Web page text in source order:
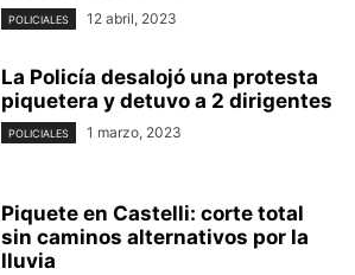
POLICIALES 12 abril, 2023
La Policía desalojó una protesta
piquetera y detuvo a 2 dirigentes
POLICIALES 1 marzo, 2023
Piquete en Castelli: corte total
sin caminos alternativos por la
lluvia